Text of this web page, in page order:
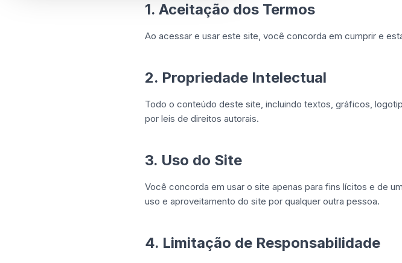
1. Aceitação dos Termos
Ao acessar e usar este site, você concorda em cumprir e
2. Propriedade Intelectual
Todo o conteúdo deste site, incluindo textos, gráficos,
por leis de direitos autorais.
3. Uso do Site
Você concorda em usar o site apenas para fins lícitos e de
uso e aproveitamento do site por qualquer outra pessoa.
4. Limitação de Responsabilidade